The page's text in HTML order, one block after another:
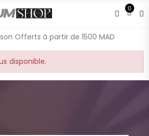
0
Offerts à partir de 1500 MAD
disponible.